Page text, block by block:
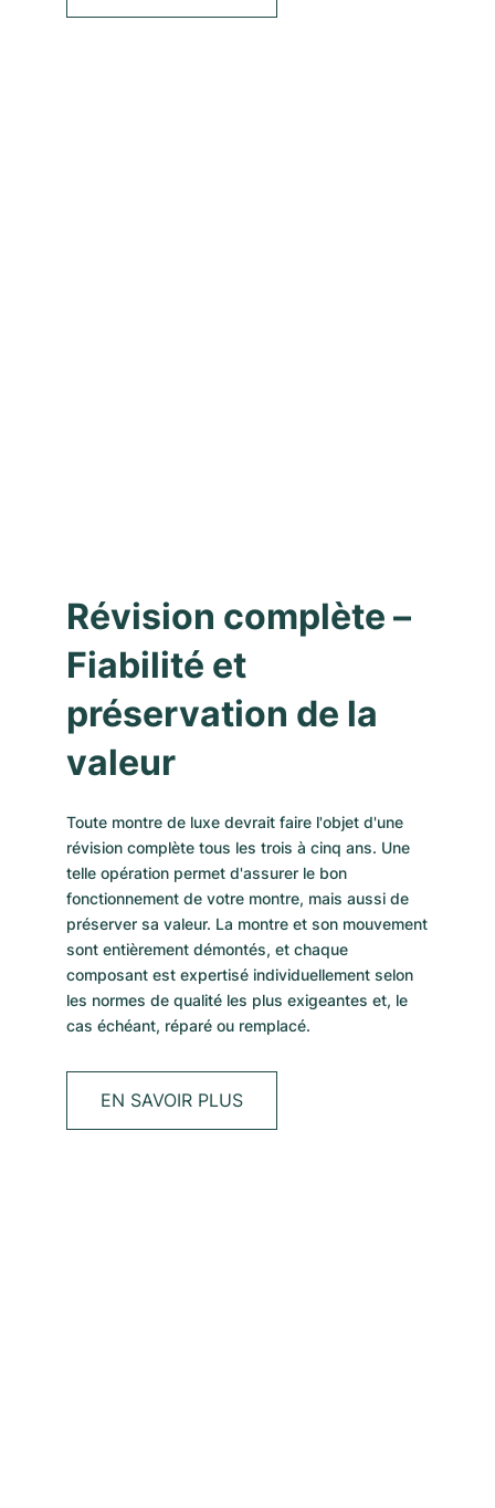
Révision complète –
Fiabilité et
préservation de la
valeur
Toute montre de luxe devrait faire l'objet d'une
révision complète tous les trois à cinq ans. Une
telle opération permet d'assurer le bon
fonctionnement de votre montre, mais aussi de
préserver sa valeur. La montre et son mouvement
sont entièrement démontés, et chaque
composant est expertisé individuellement selon
les normes de qualité les plus exigeantes et, le
cas échéant, réparé ou remplacé.
EN SAVOIR PLUS